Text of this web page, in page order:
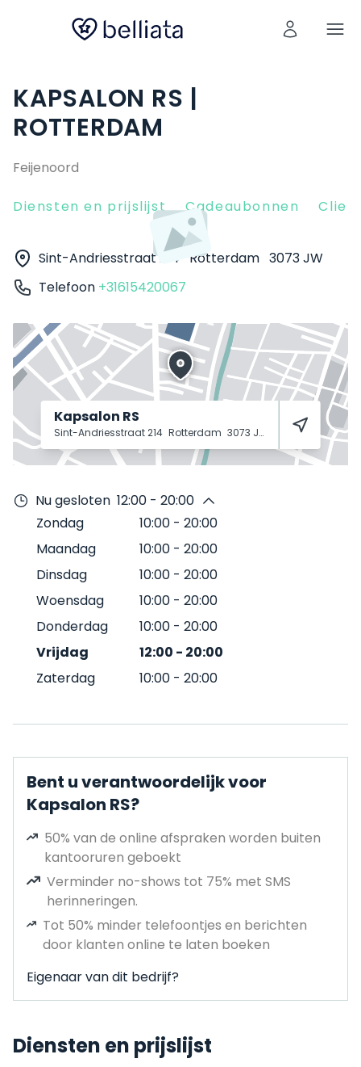
KAPSALON RS |
ROTTERDAM
Feijenoord
Diensten en prijslijst Cadeaubonnen
Sint-Andriesstraat 214 Rotterdam 3073 JW
Telefoon +31615420067
Kapsalon RS
Sint-Andriesstraat 214 Rotterdam 3073 JW
Nu gesloten 12:00 - 20:00
Zondag
10:00 - 20:00
Maandag
10:00 - 20:00
Dinsdag
10:00 - 20:00
Woensdag
10:00 - 20:00
Donderdag
10:00 - 20:00
Vrijdag
12:00 - 20:00
Zaterdag
10:00 - 20:00
Bent u verantwoordelijk voor
Kapsalon RS?
50% van de online afspraken worden buiten
kantooruren geboekt
Verminder no-shows tot 75% met SMS
herinneringen.
Tot 50% minder telefoontjes en berichten
door klanten online te laten boeken
Eigenaar van dit bedrijf?
Diensten en prijslijst